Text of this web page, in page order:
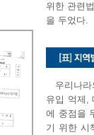
위한 관련
을 두었다.
우리나
유입 억제,
에 중점을
기 위한 시